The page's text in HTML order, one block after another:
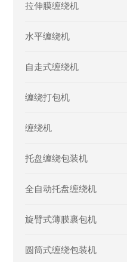
拉伸膜缠绕机
水平缠绕机
自走式缠绕机
缠绕打包机
缠绕机
托盘缠绕包装机
全自动托盘缠绕机
旋臂式薄膜裹包机
圆筒式缠绕包装机